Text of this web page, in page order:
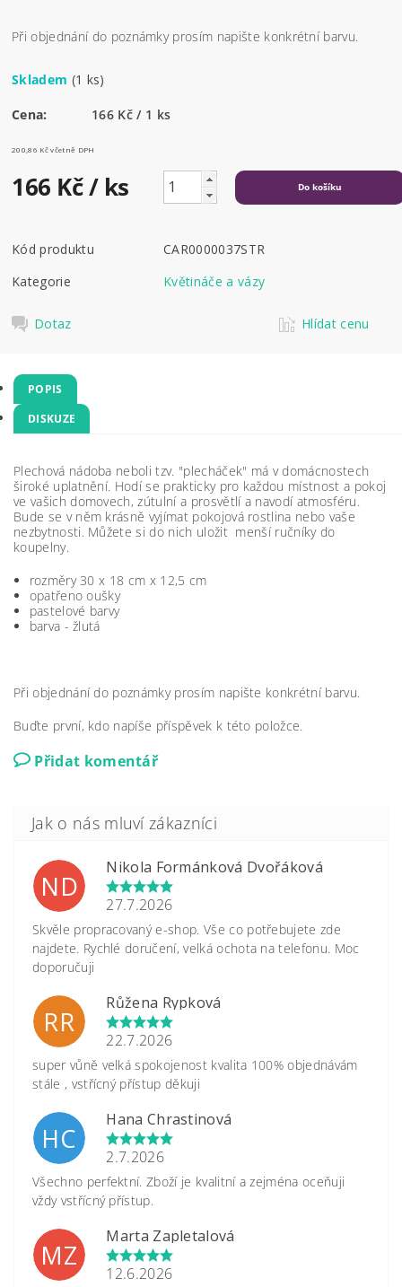
Při objednání do poznámky prosím napište konkrétní barvu.
Skladem (1 ks)
Cena: 166 Kč / 1 ks
200,86 Kč včetně DPH
166 Kč/ ks
Kód produktu
CAR0000037STR
Kategorie
Květináče a vázy
Dotaz Hlídat cenu
POPIS
DISKUZE
Plechová nádoba neboli tzv. "plecháček" má v domácnostech
široké uplatnění. Hodí se prakticky pro každou místnost a pokoj
ve vašich domovech, zútulní a prosvětlí a navodí atmosféru.
Bude se v něm krásně vyjímat pokojová rostlina nebo vaše
nezbytnosti. Můžete si do nich uložit menší ručníky do
koupelny.
rozměry 30 x 18 cm x 12,5 cm
opatřeno oušky
pastelové barvy
barva - žlutá
Při objednání do poznámky prosím napište konkrétní barvu.
Buďte první, kdo napíše příspěvek k této položce.
Přidat komentář
ND
Nikola Formánková Dvořáková
27.7.2026
Skvěle propracovaný e-shop. Vše co potřebujete zde
najdete. Rychlé doručení, velká ochota na telefonu. Moc
doporučuji
RR
Růžena Rypková
22.7.2026
super vůně velká spokojenost kvalita 100% objednávám
stále , vstřícný přístup děkuji
HC
Hana Chrastinová
2.7.2026
Všechno perfektní. Zboží je kvalitní a zejména oceňuji
vždy vstřícný přístup.
MZ
Marta Zapletalová
12.6.2026